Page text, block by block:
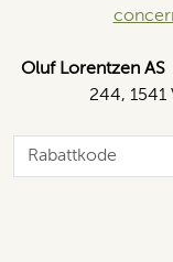
Oluf Lorentzen AS|
244,